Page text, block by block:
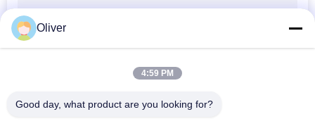
Feuerlöschschlauch-
Spule und Löscher-
Kabinett
Oliver
4:59 PM
Good day, what product are you looking for?